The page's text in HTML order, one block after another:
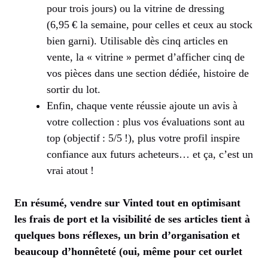
pour trois jours) ou la vitrine de dressing
(6,95 € la semaine, pour celles et ceux au stock
bien garni). Utilisable dès cinq articles en
vente, la « vitrine » permet d’afficher cinq de
vos pièces dans une section dédiée, histoire de
sortir du lot.
Enfin, chaque vente réussie ajoute un avis à
votre collection : plus vos évaluations sont au
top (objectif : 5/5 !), plus votre profil inspire
confiance aux futurs acheteurs… et ça, c’est un
vrai atout !
En résumé, vendre sur Vinted tout en optimisant
les frais de port et la visibilité de ses articles tient à
quelques bons réflexes, un brin d’organisation et
beaucoup d’honnêteté (oui, même pour cet ourlet